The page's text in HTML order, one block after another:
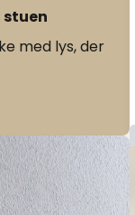
med lys, der